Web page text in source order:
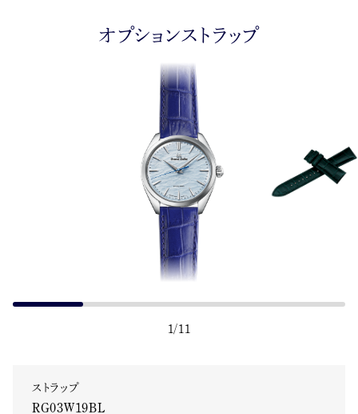
オプションストラップ
1 /11
ストラップ
RG03W19BL